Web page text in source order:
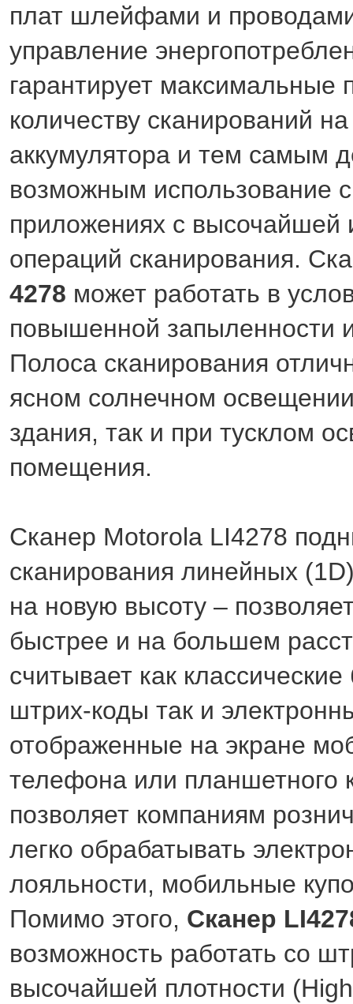
плат шлейфами и
управление
гарантирует максимальные
количеству сканирований
аккумулятора и тем самым
возможным использование
приложениях с высочайшей
операций сканирования.
4278 может работать в
повышенной запыленности
Полоса сканирования
ясном солнечном
здания, так и при тусклом
помещения.
Сканер Motorola LI4278
сканирования линейных
на новую высоту –
быстрее и на большем
считывает как
штрих-коды так и
отображенные на экране
телефона или планшетного
позволяет компаниям
легко обрабатывать
лояльности, мобильные
Помимо этого, Сканер
возможность работать со
высочайшей плотности